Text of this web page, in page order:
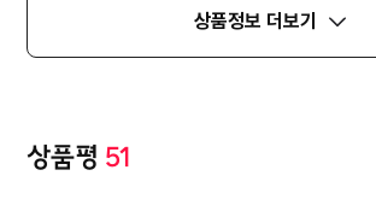
상품정보 더보기
상품평 51